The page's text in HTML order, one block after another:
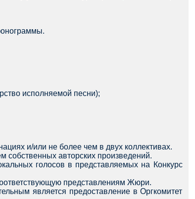
исполняемой песни);
и/или не более чем в двух коллективах.
собственных авторских произведений.
голосов в представляемых на Конкурс
представлениям Жюри.
является предоставление в Оргкомитет